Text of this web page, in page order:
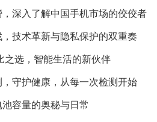
深入了解中国手机市场的佼佼者
技术革新与隐私保护的双重奏
之选，智能生活的新伙伴
守护健康，从每一次检测开始
容量的奥秘与日常